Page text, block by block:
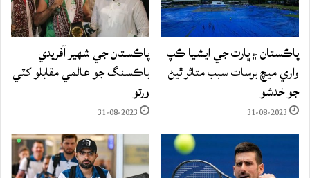
پاڪستان ۽ ڀارت جي ايشيا ڪپ
واري ميچ برسات سبب متاثر ٿيڻ
جو خدشو
31-08-2023
پاڪستان جي شهير آفريدي
باڪسنگ جو عالمي مقابلو کٽي
ورتو
31-08-2023